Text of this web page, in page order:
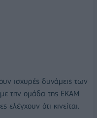
ισχυρές δυνάμεις των
την ομάδα της ΕΚΑΜ
ότι κινείται.